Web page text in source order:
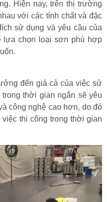
Hiện nay, trên thị trường
với các tính chất và đặc
sử dụng và yêu cầu của
lựa chọn loại sơn phù hợp
đến giá cả của việc sử
thời gian ngắn sẽ yêu
công nghệ cao hơn, do đó
thi công trong thời gian